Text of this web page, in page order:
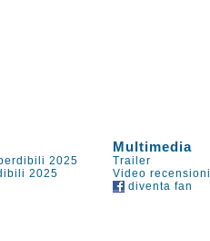
Multimedia
2025 Trailer
2025 Video recensioni
diventa fan